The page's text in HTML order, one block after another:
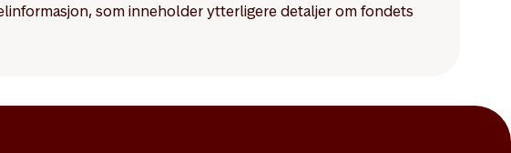
som inneholder ytterligere detaljer om fondets